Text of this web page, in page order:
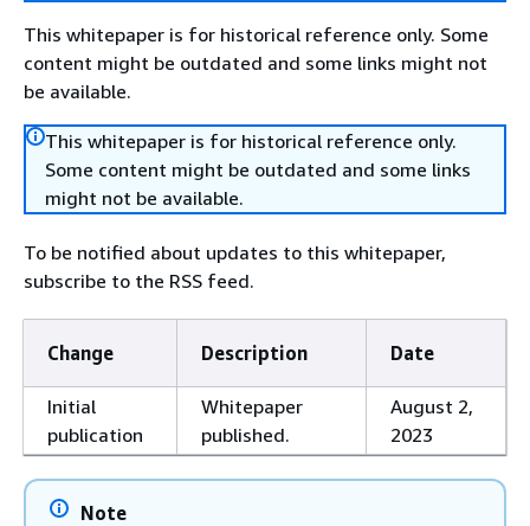
This whitepaper is for historical reference only. Some
content might be outdated and some links might not
be available.
This whitepaper is for historical reference only.
Some content might be outdated and some links
might not be available.
To be notified about updates to this whitepaper,
subscribe to the RSS feed.
Change Description Date
Initial
publication
Whitepaper
published.
August 2,
2023
Note